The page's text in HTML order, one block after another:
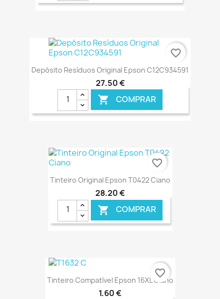
€ ONLINE
Depósito Resíduos Original Epson C12C934591
27,50 €
 COMPRAR
€ ONLINE
favorite_border
Tinteiro Original Epson T0422 Ciano
28,20 €
 COMPRAR
favorite_border
Tinteiro Compatível Epson 16XL Ciano
1,60 €
favorite_border